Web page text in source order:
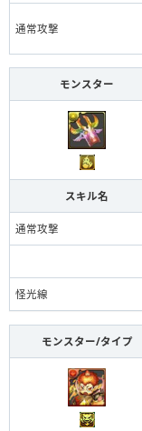
通常攻撃
モンスター
スキル名
通常攻撃
怪光線
モンスター/タイプ